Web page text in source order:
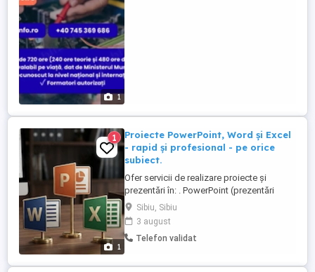
1
1
1
Proiecte PowerPoint, Word și Excel
- rapid și profesional - pe orice
subiect.
Ofer servicii de realizare proiecte și
prezentări în: . PowerPoint (prezentări
moderne, design atractiv) . Word (referate,
eseuri, formatare profesională) . Excel
(tabele, grafice, formule, proiecte simple
și medii) - Lucrez rapid și serios. - Adaptat
business). - ...
Sibiu, Sibiu
3 august
Telefon validat